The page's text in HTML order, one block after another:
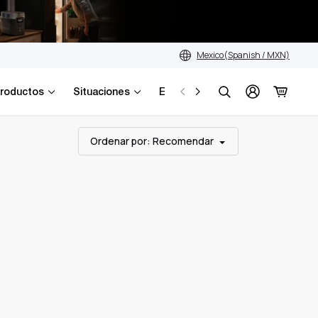
Mexico(Spanish / MXN)
Situaciones
Explorar
Ordenar por: Recomendar